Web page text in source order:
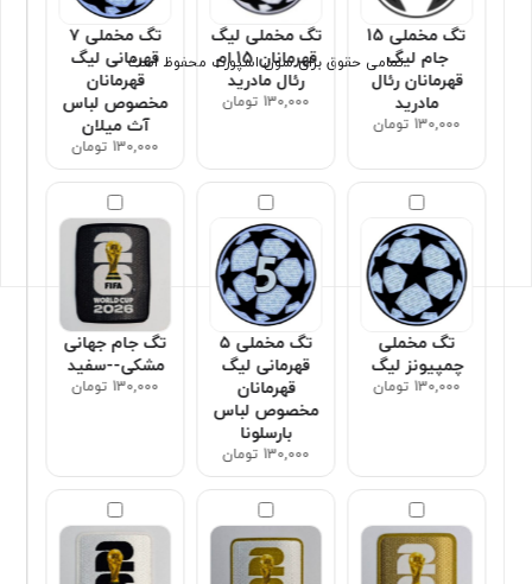
تگ مخملی 15
جام لیگ
قهرمانان رئال
مادرید
130,000 تومان
تگ مخملی لیگ
قهرمانان 15 ام
رئال مادرید
130,000 تومان
تگ مخملی ۷
قهرمانی لیگ
قهرمانان
مخصوص لباس
آث میلان
130,000 تومان
تگ مخملی
چمپیونز لیگ
130,000 تومان
تگ مخملی ۵
قهرمانی لیگ
قهرمانان
مخصوص لباس
بارسلونا
130,000 تومان
تگ جام جهانی
مشکی--سفید
130,000 تومان
تمامی حقوق برای سون اسپورت محفوظ است